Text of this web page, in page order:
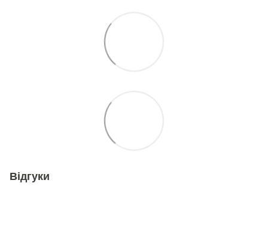
Відгуки